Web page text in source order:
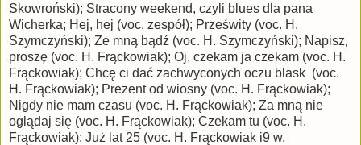
Skowroński); Stracony weekend, czyli blues dla pana
Wicherka; Hej, hej (voc. zespół); Prześwity (voc. H.
Szymczyński); Ze mną bądź (voc. H. Szymczyński); Napisz,
proszę (voc. H. Frąckowiak); Oj, czekam ja czekam (voc. H.
Frąckowiak); Chcę ci dać zachwyconych oczu blask (voc.
H. Frąckowiak); Prezent od wiosny (voc. H. Frąckowiak);
Nigdy nie mam czasu (voc. H. Frąckowiak); Za mną nie
oglądaj się (voc. H. Frąckowiak); Czekam tu (voc. H.
Frąckowiak); Już lat 25 (voc. H. Frąckowiak i9 w.